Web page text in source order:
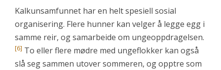
Kalkunsamfunnet har en helt spesiell sosial
organisering. Flere hunner kan velger å legge egg i
samme reir, og samarbeide om ungeoppdragelsen.
[6] To eller flere mødre med ungeflokker kan også
slå seg sammen utover sommeren, og opptre som